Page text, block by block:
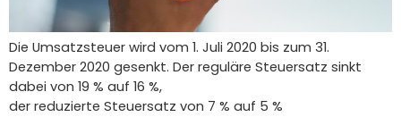
Die Umsatzsteuer wird vom 1. Juli 2020 bis zum 31.
Dezember 2020 gesenkt. Der reguläre Steuersatz sinkt
dabei von 19 % auf 16 %,
der reduzierte Steuersatz von 7 % auf 5 %